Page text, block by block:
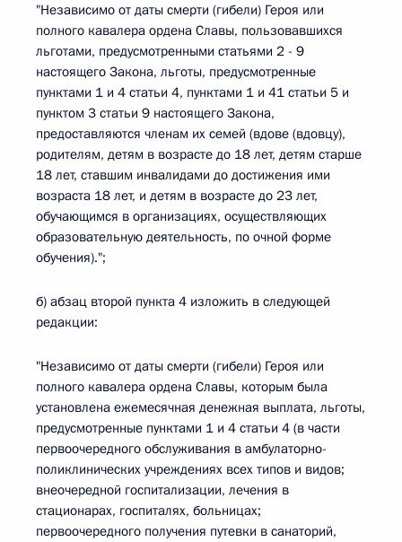
"Независимо от даты смерти (гибели) Героя или
полного кавалера ордена Славы, пользовавшихся
льготами, предусмотренными статьями 2 - 9
настоящего Закона, льготы, предусмотренные
пунктами 1 и 4 статьи 4, пунктами 1 и 41 статьи 5 и
пунктом 3 статьи 9 настоящего Закона,
предоставляются членам их семей (вдове (вдовцу),
родителям, детям в возрасте до 18 лет, детям старше
18 лет, ставшим инвалидами до достижения ими
возраста 18 лет, и детям в возрасте до 23 лет,
обучающимся в организациях, осуществляющих
образовательную деятельность, по очной форме
обучения).";
б) абзац второй пункта 4 изложить в следующей
редакции:
"Независимо от даты смерти (гибели) Героя или
полного кавалера ордена Славы, которым была
установлена ежемесячная денежная выплата, льготы,
предусмотренные пунктами 1 и 4 статьи 4 (в части
первоочередного обслуживания в амбулаторно-
поликлинических учреждениях всех типов и видов;
внеочередной госпитализации, лечения в
стационарах, госпиталях, больницах;
первоочередного получения путевки в санаторий,